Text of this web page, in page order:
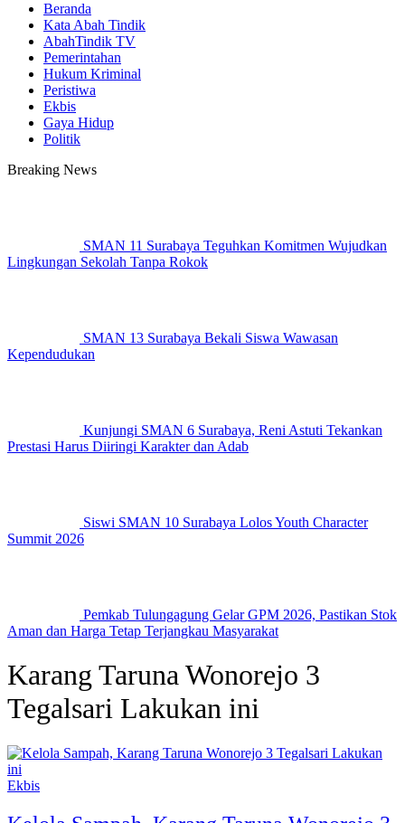
Beranda
Kata Abah Tindik
AbahTindik TV
Pemerintahan
Hukum Kriminal
Peristiwa
Ekbis
Gaya Hidup
Politik
Breaking News
SMAN 11 Surabaya Teguhkan Komitmen Wujudkan
Lingkungan Sekolah Tanpa Rokok
SMAN 13 Surabaya Bekali Siswa Wawasan
Kependudukan
Kunjungi SMAN 6 Surabaya, Reni Astuti Tekankan
Prestasi Harus Diiringi Karakter dan Adab
Siswi SMAN 10 Surabaya Lolos Youth Character
Summit 2026
Pemkab Tulungagung Gelar GPM 2026, Pastikan Stok
Aman dan Harga Tetap Terjangkau Masyarakat
Karang Taruna Wonorejo 3
Tegalsari Lakukan ini
Ekbis